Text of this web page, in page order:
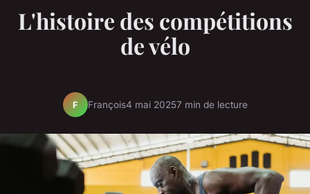
L'histoire des compétitions
de vélo
F François4 mai 20257 min de lecture